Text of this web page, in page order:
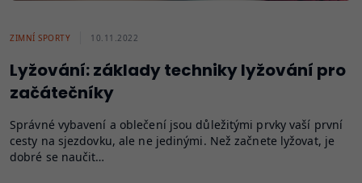
ZIMNÍ SPORTY 10.11.2022
Lyžování: základy techniky lyžování pro
začátečníky
Správné vybavení a oblečení jsou důležitými prvky vaší první
cesty na sjezdovku, ale ne jedinými. Než začnete lyžovat, je
dobré se naučit…